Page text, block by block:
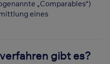
„Comparables“)
eines
gibt es?